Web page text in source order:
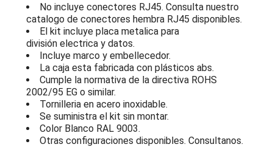
No incluye conectores RJ45. Consulta nuestro
catalogo de conectores hembra RJ45 disponibles.
El kit incluye placa metalica para
división electrica y datos.
Incluye marco y embellecedor.
La caja esta fabricada con plásticos abs.
Cumple la normativa de la directiva ROHS
2002/95 EG o similar.
Tornilleria en acero inoxidable.
Se suministra el kit sin montar.
Color Blanco RAL 9003.
Otras configuraciones disponibles. Consultanos.